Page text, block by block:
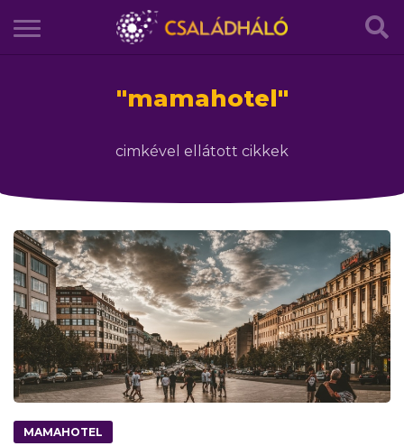
"mamahotel"
cimkével ellátott cikkek
MAMAHOTEL